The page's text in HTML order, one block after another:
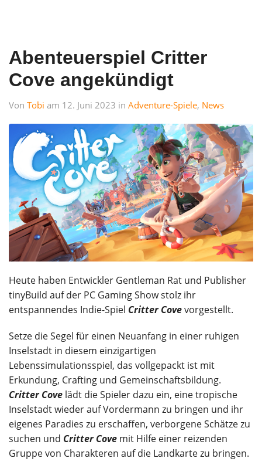
Abenteuerspiel Critter
Cove angekündigt
Von Tobi am 12. Juni 2023 in Adventure-Spiele, News
Heute haben Entwickler Gentleman Rat und Publisher
tinyBuild auf der PC Gaming Show stolz ihr
entspannendes Indie-Spiel Critter Covevorgestellt.
Setze die Segel für einen Neuanfang in einer ruhigen
Inselstadt in diesem einzigartigen
Lebenssimulationsspiel, das vollgepackt ist mit
Erkundung, Crafting und Gemeinschaftsbildung.
Critter Cove lädt die Spieler dazu ein, eine tropische
Inselstadt wieder auf Vordermann zu bringen und ihr
eigenes Paradies zu erschaffen, verborgene Schätze zu
suchen und Critter Cove mit Hilfe einer reizenden
Gruppe von Charakteren auf die Landkarte zu bringen.